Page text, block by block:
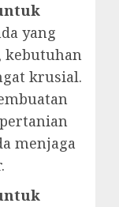
yang
kebutuhan
krusial.
menjaga